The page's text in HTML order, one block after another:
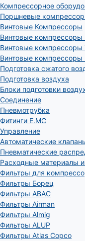
Компрессорное
Поршневые
Винтовые Компрессоры
Винтовые компрессоры
Винтовые компрессоры
Винтовые
Подготовка сжатого
Подготовка воздуха
Блоки подготовки
Соединение
Пневмотрубка
Фитинги E.MC
Управление
Автоматические
Пневматические
Расходные материалы и
Фильтры для
Фильтры Борец
Фильтры ABAC
Фильтры Airman
Фильтры Almig
Фильтры ALUP
Фильтры Atlas Copco